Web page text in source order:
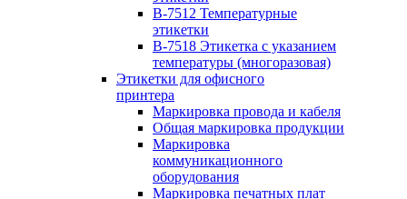
B-7512 Температурные
этикетки
B-7518 Этикетка с указанием
температуры (многоразовая)
Этикетки для офисного
принтера
Маркировка провода и кабеля
Общая маркировка продукции
Маркировка
коммуникационного
оборудования
Маркировка печатных плат